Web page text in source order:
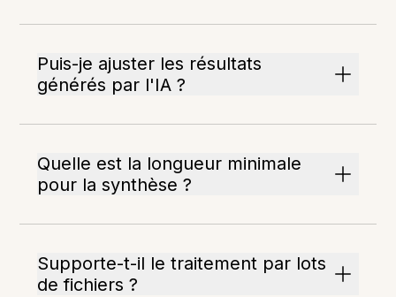
Puis-je ajuster les résultats
générés par l'IA ?
Quelle est la longueur minimale
pour la synthèse ?
Supporte-t-il le traitement par lots
de fichiers ?